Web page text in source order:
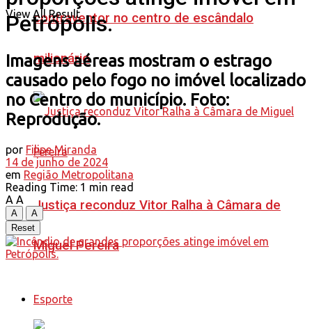
contraventor no centro de escândalo
milionário
Justiça reconduz Vitor Ralha à Câmara de
Miguel Pereira
Esporte
View All Result
Petrópolis.
Imagens aéreas mostram o estrago
causado pelo fogo no imóvel localizado
no Centro do município. Foto:
Reprodução.
por Filipe Miranda
14 de junho de 2024
em Região Metropolitana
Reading Time: 1 min read
A A
A
A
Reset